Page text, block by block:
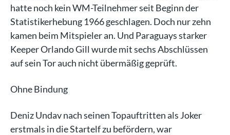
hatte noch kein WM-Teilnehmer seit Beginn der
Statistikerhebung 1966 geschlagen. Doch nur zehn
kamen beim Mitspieler an. Und Paraguays starker
Keeper Orlando Gill wurde mit sechs Abschlüssen
auf sein Tor auch nicht übermäßig geprüft.
Ohne Bindung
Deniz Undav nach seinen Topauftritten als Joker
erstmals in die Startelf zu befördern, war